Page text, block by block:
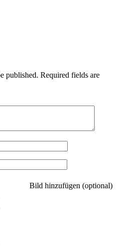
published. Required fields are
Bild hinzufügen (optional)